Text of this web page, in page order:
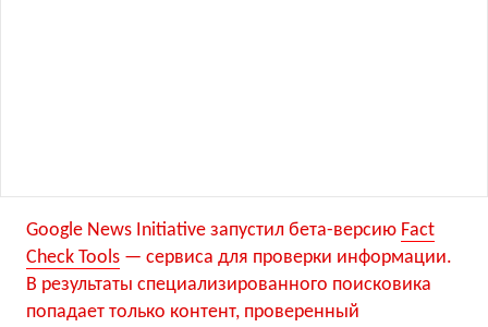
Google News Initiative запустил бета-версию Fact
Check Tools — сервиса для проверки информации.
В результаты специализированного поисковика
попадает только контент, проверенный